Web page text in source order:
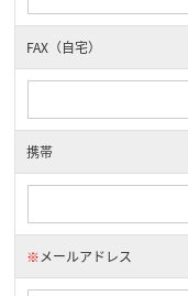
FAX（自宅）
携帯
※メールアドレス